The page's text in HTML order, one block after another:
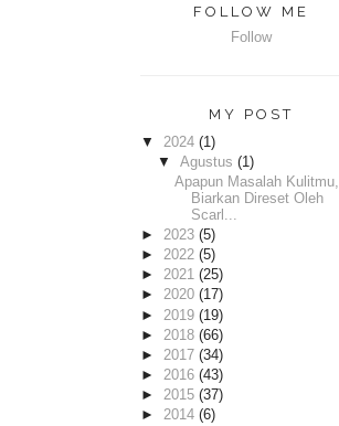
FOLLOW ME
Follow
MY POST
▼ 2024 (1)
▼Agustus(1)
Apapun Masalah Kulitmu,
Biarkan Direset Oleh
Scarl...
► 2023 (5)
► 2022 (5)
► 2021 (25)
► 2020 (17)
► 2019 (19)
► 2018 (66)
► 2017 (34)
► 2016 (43)
► 2015 (37)
► 2014 (6)